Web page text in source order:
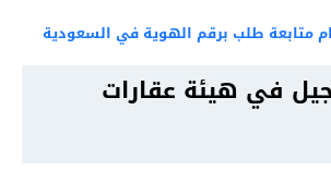
متابعة طلب برقم الهوية في السعودية
في هيئة عقارات